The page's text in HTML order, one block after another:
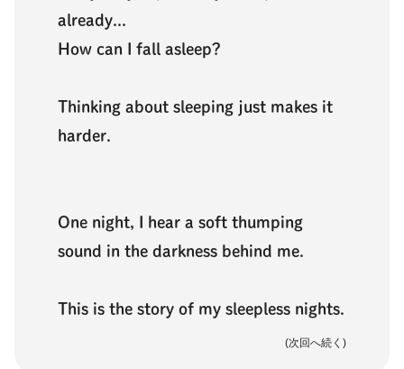
already...
How can I fall asleep?
Thinking about sleeping just makes it
harder.
One night, I hear a soft thumping
sound in the darkness behind me.
This is the story of my sleepless nights.
(次回へ続く)